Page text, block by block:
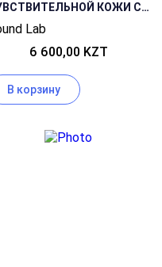
КОЖИ С
СОКОМ ROUND
CREAM
Lab
6 600,00 KZT
В корзину